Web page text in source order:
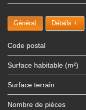
Général Détails +
Code postal
Surface habitable (m²)
surface terrain
Nombre de pièces